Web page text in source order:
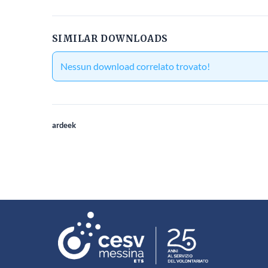
SIMILAR DOWNLOADS
Nessun download correlato trovato!
ardeek